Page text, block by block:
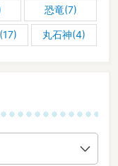
恐竜(7)
丸石神(4)